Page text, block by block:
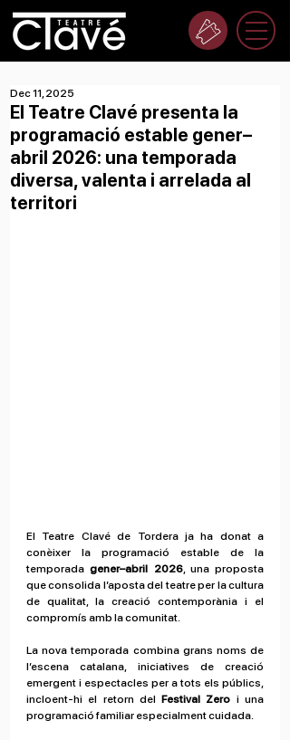
El Teatre Clavé presenta la
programació estable gener–
abril 2026: una temporada
diversa, valenta i arrelada al
territori
Dec 11, 2025
El Teatre Clavé de Tordera ja ha donat a
conèixer la programació estable de la
temporada gener–abril 2026, una proposta
que consolida l’aposta del teatre per la cultura
de qualitat, la creació contemporània i el
compromís amb la comunitat.
La nova temporada combina grans noms de
l’escena catalana, iniciatives de creació
emergent i espectacles per a tots els públics,
incloent-hi el retorn del Festival Zero i una
programació familiar especialment cuidada.